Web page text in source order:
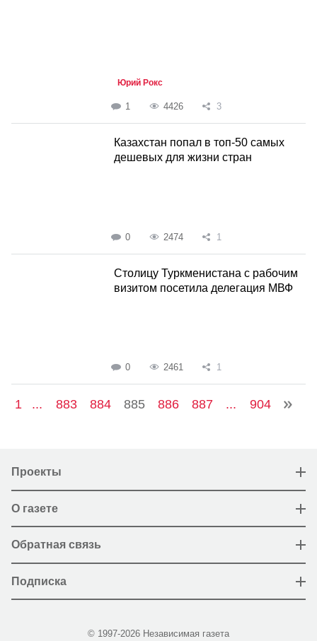
Юрий Рокс
1 4426 3
Казахстан попал в топ-50 самых
дешевых для жизни стран
0 2474 1
Столицу Туркменистана с рабочим
визитом посетила делегация МВФ
0 2461 1
1 ... 883 884 885 886 887 ... 904
Проекты
О газете
Обратная связь
Подписка
© 1997-2026 Независимая газета